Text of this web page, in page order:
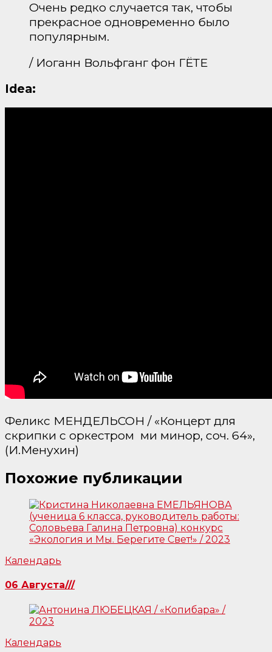
Очень редко случается так, чтобы
прекрасное одновременно было
популярным.
/ Иоганн Вольфганг фон ГЁТЕ
Idea:
Феликс МЕНДЕЛЬСОН / «Концерт для
скрипки с оркестром ми минор, соч. 64»,
(И.Менухин)
Похожие публикации
Календарь
06 Августа///
Календарь